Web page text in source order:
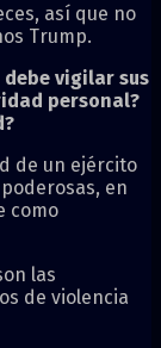
así que no
Trump.
vigilar sus
personal?
de un ejército
en
como
las
de violencia